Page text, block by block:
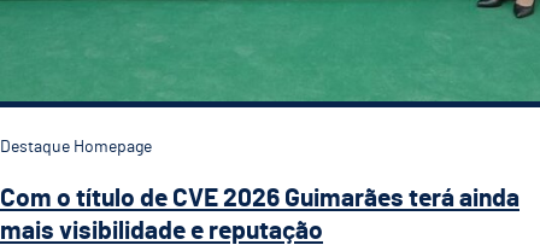
Destaque Homepage
Com o título de CVE 2026 Guimarães terá ainda
mais visibilidade e reputação